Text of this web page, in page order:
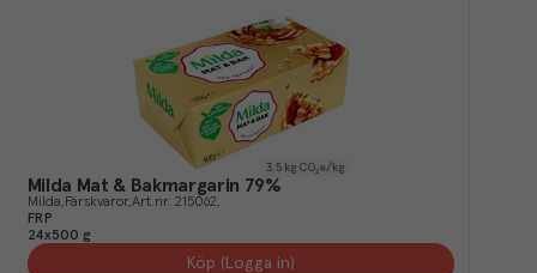
3.5 kg CO₂e/kg
Milda Mat & Bakmargarin 79%
Milda Färskvaror Art.nr. 215062
FRP
24x500 g
Köp (Logga in)